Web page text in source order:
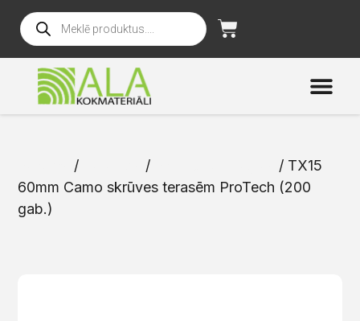
/ /
/ TX15
60mm Camo skrūves terasēm ProTech (200
gab.)